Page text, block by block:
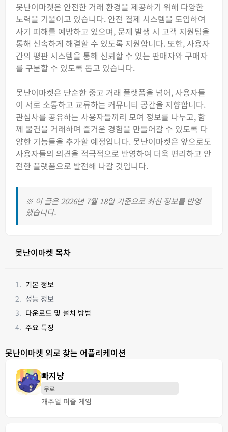
못난이마켓은 안전한 거래 환경을 제공하기 위해 다양한
노력을 기울이고 있습니다. 안전 결제 시스템을 도입하여
사기 피해를 예방하고 있으며, 문제 발생 시 고객 지원팀을
통해 신속하게 해결할 수 있도록 지원합니다. 또한, 사용자
간의 평판 시스템을 통해 신뢰할 수 있는 판매자와 구매자
를 구분할 수 있도록 돕고 있습니다.
못난이마켓은 단순한 중고 거래 플랫폼을 넘어, 사용자들
이 서로 소통하고 교류하는 커뮤니티 공간을 지향합니다.
관심사를 공유하는 사용자들끼리 모여 정보를 나누고, 함
께 물건을 거래하며 즐거운 경험을 만들어갈 수 있도록 다
양한 기능들을 추가할 예정입니다. 못난이마켓은 앞으로도
사용자들의 의견을 적극적으로 반영하여 더욱 편리하고 안
전한 플랫폼으로 발전해 나갈 것입니다.
※ 이 글은 2026년 7월 18일 기준으로 최신 정보를 반영
했습니다.
못난이마켓 목차
기본 정보
성능 정보
다운로드 및 설치 방법
주요 특징
못난이마켓 외로 찾는 어플리케이션
빠지냥
무료
캐주얼 퍼즐 게임